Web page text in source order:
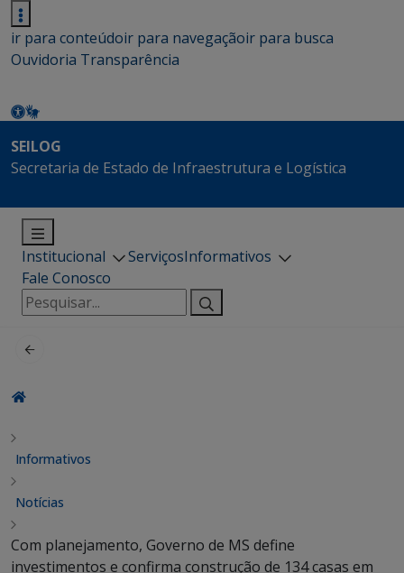
ir para conteúdoir para navegaçãoir para busca
Ouvidoria Transparência
SEILOG
Secretaria de Estado de Infraestrutura e Logística
Institucional ServiçosInformativos
Fale Conosco
Pesquisar
por:
Informativos
Notícias
Com planejamento, Governo de MS define
investimentos e confirma construção de 134 casas em